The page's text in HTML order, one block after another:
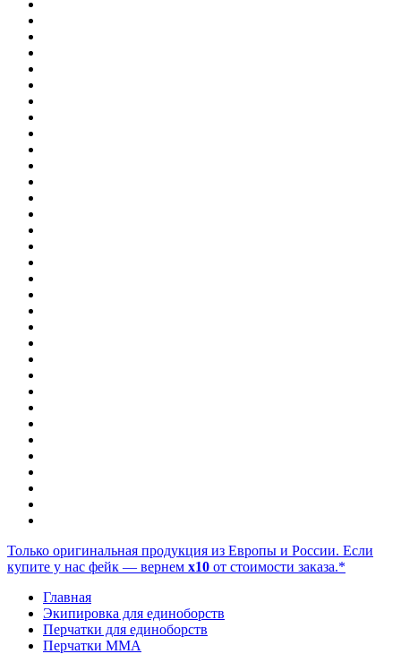
Только оригинальная продукция из Европы и России. Если
купите у нас фейк — вернем x10 от стоимости заказа.*
Главная
Экипировка для единоборств
Перчатки для единоборств
Перчатки ММА